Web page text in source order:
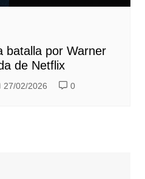
batalla por Warner
de Netflix
27/02/2026 0